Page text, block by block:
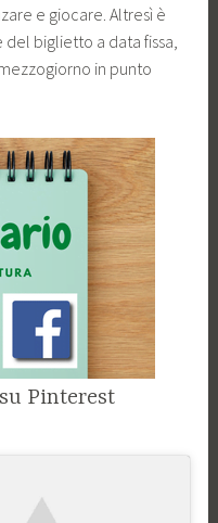
e giocare. Altresì è
del biglietto a data fissa,
in punto
Pinterest